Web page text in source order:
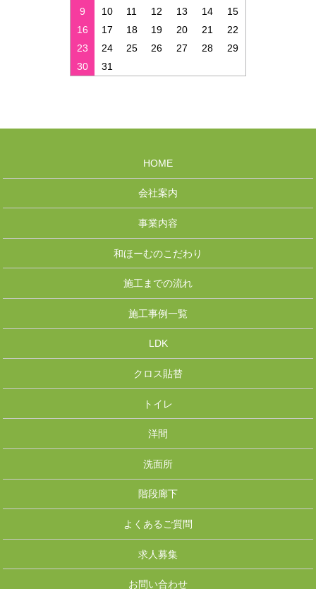
9
10 11 12 13 14
15
16
17 18 19 20 21
22
23
24 25 26 27 28
29
30
31
HOME
会社案内
事業内容
和ほーむのこだわり
施工までの流れ
施工事例一覧
LDK
クロス貼替
トイレ
洋間
洗面所
階段廊下
よくあるご質問
求人募集
お問い合わせ